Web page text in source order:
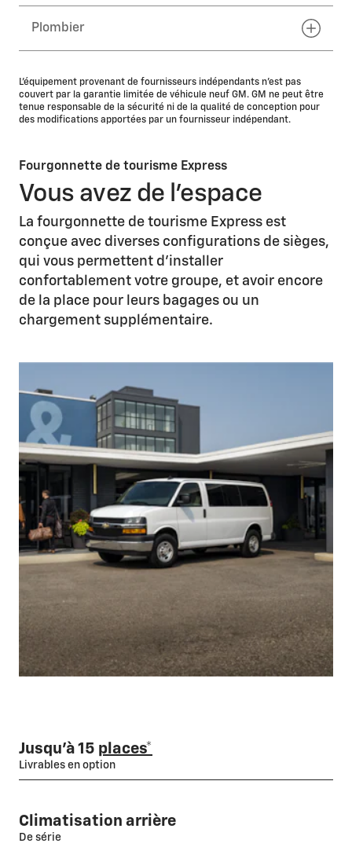
Plombier
L'équipement provenant de fournisseurs indépendants n'est pas
couvert par la garantie limitée de véhicule neuf GM. GM ne peut être
tenue responsable de la sécurité ni de la qualité de conception pour
des modifications apportées par un fournisseur indépendant.
Fourgonnette de tourisme Express
Vous avez de l'espace
La fourgonnette de tourisme Express est
conçue avec diverses configurations de sièges,
qui vous permettent d'installer
confortablement votre groupe, et avoir encore
de la place pour leurs bagages ou un
chargement supplémentaire.
Jusqu'à 15 places*
Livrables en option
Climatisation arrière
De série